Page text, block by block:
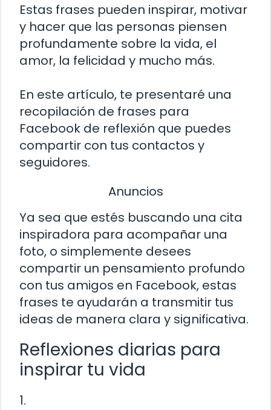
Estas frases pueden inspirar, motivar
y hacer que las personas piensen
profundamente sobre la vida, el
amor, la felicidad y mucho más.
En este artículo, te presentaré una
recopilación de frases para
Facebook de reflexión que puedes
compartir con tus contactos y
seguidores.
Anuncios
Ya sea que estés buscando una cita
inspiradora para acompañar una
foto, o simplemente desees
compartir un pensamiento profundo
con tus amigos en Facebook, estas
frases te ayudarán a transmitir tus
ideas de manera clara y significativa.
Reflexiones diarias para
inspirar tu vida
1.